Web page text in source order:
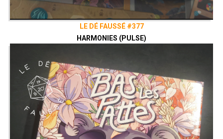
LE DÉ FAUSSÉ #377
HARMONIES (PULSE)